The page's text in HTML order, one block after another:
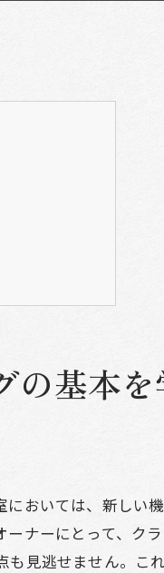
び
の基本を
おいては、新しい機
ナーにとって、ク
見逃せません。こ